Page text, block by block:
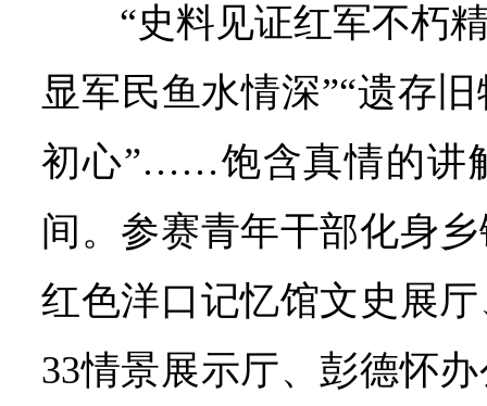
“史料见证红军不朽
显军民鱼水情深”“遗存
初心”……饱含真情的讲
间。参赛青年干部化身
红色洋口记忆馆文史展
33情景展示厅、彭德怀